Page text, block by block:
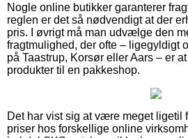
Nogle online butikker garanterer
reglen er det så nødvendigt at der
pris. I øvrigt må man udvælge den
fragtmulighed, der ofte – ligegyldigt
på Taastrup, Korsør eller Aars – er
produkter til en pakkeshop.
Det har vist sig at være meget ligetil
priser hos forskellige online